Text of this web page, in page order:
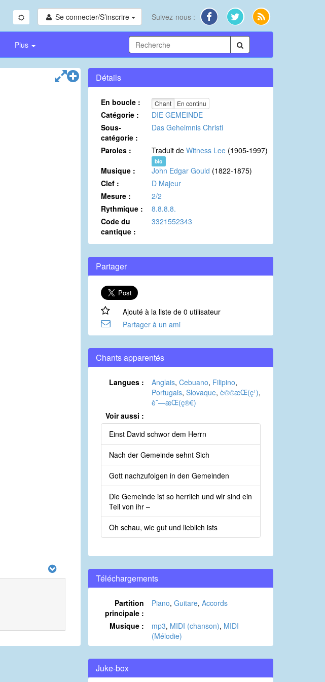
Se connecter/S’inscrire Suivez-nous :
Plus
Détails
En boucle : Chant En continu
Catégorie :
DIE GEMEINDE
Sous-
catégorie :
Das Geheimnis Christi
Paroles : Traduit de Witness Lee (1905-1997)
bio
Musique : John Edgar Gould (1822-1875)
Clef :
D Majeur
Mesure :
2/2
Rythmique :
8.8.8.8.
Code du
cantique :
3321552343
Partager
Ajouté à la liste de 0 utilisateur
Partager à un ami
Chants apparentés
Langues : Anglais, Cebuano, Filipino,
Portugais, Slovaque, è©©æ­Œ(ç¹),
è¯—æ­Œ(ç®€)
Voir aussi :
Einst David schwor dem Herrn
Nach der Gemeinde sehnt Sich
Gott nachzufolgen in den Gemeinden
Die Gemeinde ist so herrlich und wir sind ein
Teil von ihr –
Oh schau, wie gut und lieblich ists
Téléchargements
Partition
principale :
Piano, Guitare, Accords
Musique : mp3, MIDI (chanson), MIDI
(Mélodie)
Juke-box